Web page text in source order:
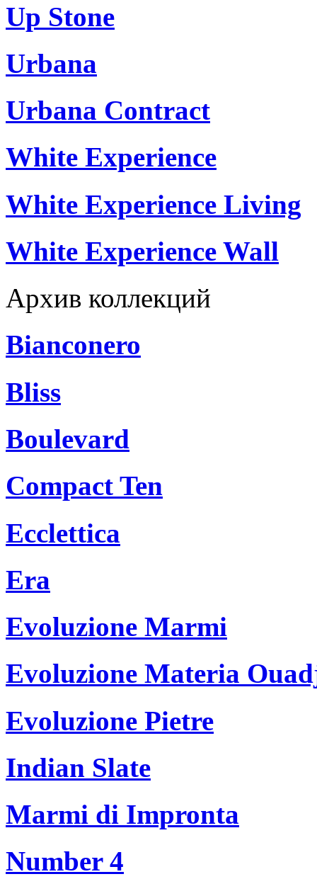
Up Stone
Urbana
Urbana Contract
White Experience
White Experience Living
White Experience Wall
Архив коллекций
Bianconero
Bliss
Boulevard
Compact Ten
Ecclettica
Era
Evoluzione Marmi
Evoluzione Materia
Evoluzione Pietre
Indian Slate
Marmi di Impronta
Number 4